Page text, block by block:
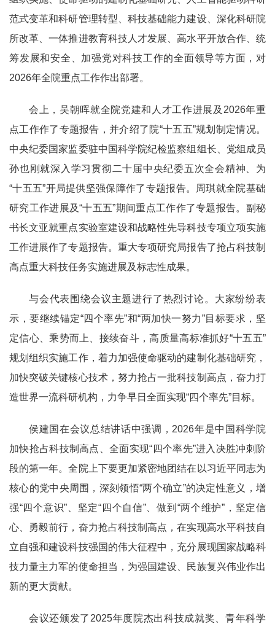
范式变革和科研管理转型、科技基础能力建设、深化科研院
所改革、一体推进教育科技人才发展、高水平开放合作、统
筹发展和安全、加强党对科技工作的全面领导等方面，对
2026年全院重点工作作出部署。
会上，吴朝晖就全院党建和人才工作进展及2026年重
点工作作了专题报告，并介绍了院“十五五”规划制定情况。
中央纪委国家监委驻中国科学院纪检监察组组长、党组成员
孙也刚就深入学习贯彻二十届中央纪委五次全会精神、为
“十五五”开局提供坚强保障作了专题报告。周琪就全院基础
研究工作进展及“十五五”期间重点工作作了专题报告。副秘
书长文亚就重点实验室建设和战略性先导科技专项立项实施
工作进展作了专题报告。重大专项研究局报告了抢占科技制
高点重大科技任务实施进展及标志性成果。
与会代表围绕会议主题进行了热烈讨论。大家纷纷表
示，要继续锚定“四个率先”和“两加快一努力”目标要求，坚
定信心、乘势而上、接续奋斗，高质量高标准抓好“十五五”
规划组织实施工作，着力加强使命驱动的建制化基础研究，
加快突破关键核心技术，努力抢占一批科技制高点，奋力打
造世界一流科研机构，力争早日全面实现“四个率先”目标。
侯建国在会议总结讲话中强调，2026年是中国科学院
加快抢占科技制高点、全面实现“四个率先”进入决胜冲刺阶
段的第一年。全院上下要更加紧密地团结在以习近平同志为
核心的党中央周围，深刻领悟“两个确立”的决定性意义，增
强“四个意识”、坚定“四个自信”、做到“两个维护”，坚定信
心、勇毅前行，奋力抢占科技制高点，在实现高水平科技自
立自强和建设科技强国的伟大征程中，充分展现国家战略科
技力量主力军的使命担当，为强国建设、民族复兴伟业作出
新的更大贡献。
会议还颁发了2025年度院杰出科技成就奖、青年科学